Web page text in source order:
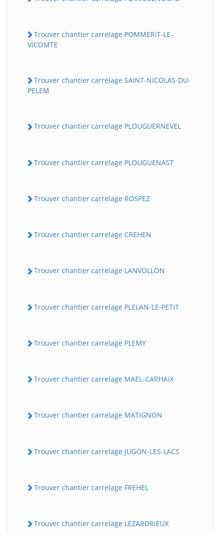
Trouver chantier carrelage POMMERiT-LE-
ViCOMTE
Trouver chantier carrelage SAiNT-NiCOLAS-DU-
PELEM
Trouver chantier carrelage PLOUGUERNEVEL
Trouver chantier carrelage PLOUGUENAST
Trouver chantier carrelage ROSPEZ
Trouver chantier carrelage CREHEN
Trouver chantier carrelage LANVOLLON
Trouver chantier carrelage PLELAN-LE-PETiT
Trouver chantier carrelage PLEMY
Trouver chantier carrelage MAEL-CARHAiX
Trouver chantier carrelage MATiGNON
Trouver chantier carrelage JUGON-LES-LACS
Trouver chantier carrelage FREHEL
Trouver chantier carrelage LEZARDRiEUX